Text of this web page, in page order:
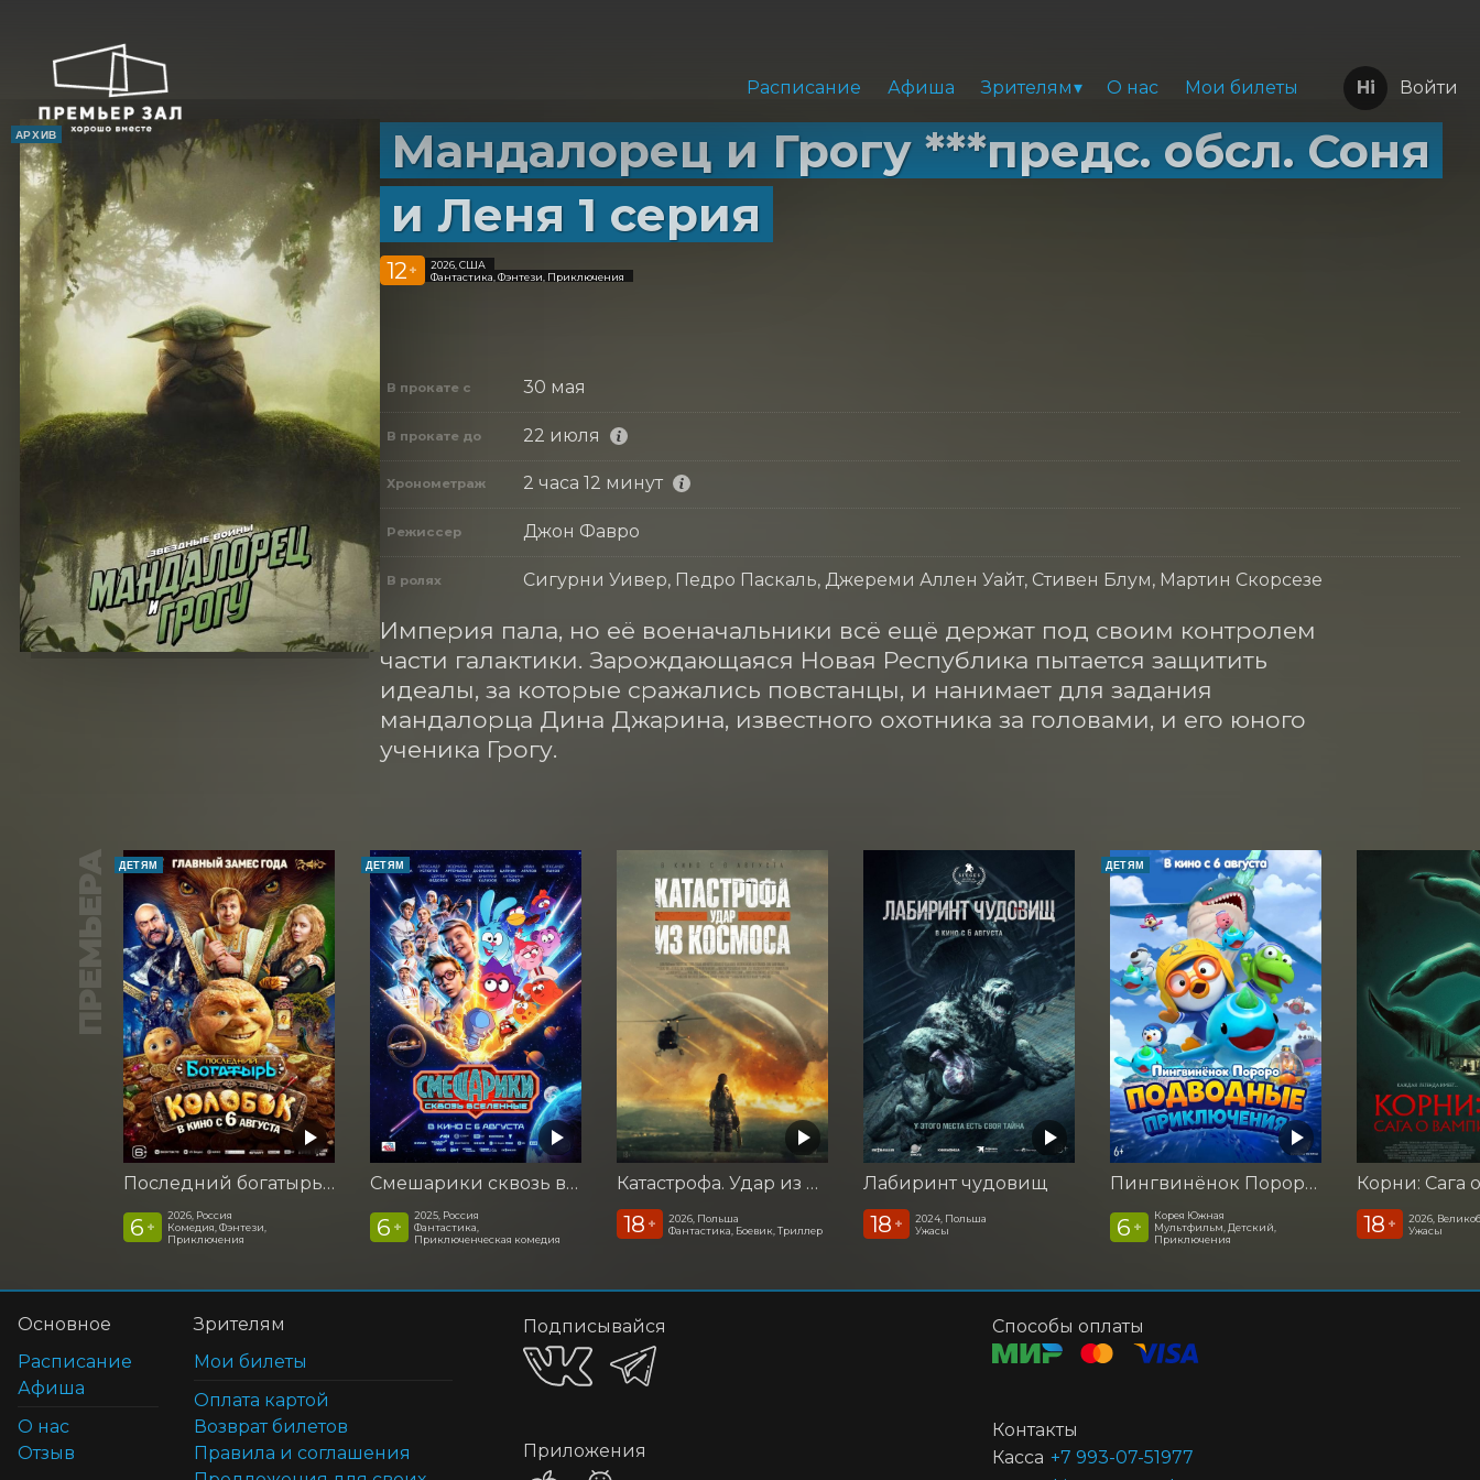
Расписание Афиша Зрителям О нас Мои билеты Войти
АРХИВ
Мандалорец и Грогу ***предс. обсл. Соня
и Леня 1 серия
12 +
2026, США
Фантастика, Фэнтези, Приключения
В прокате с 30 мая
В прокате до 22 июля
Хронометраж 2 часа 12 минут
Режиссер Джон Фавро
В ролях Сигурни Уивер, Педро Паскаль, Джереми Аллен Уайт, Стивен Блум, Мартин Скорсезе
Империя пала, но её военачальники всё ещё держат под своим контролем
части галактики. Зарождающаяся Новая Республика пытается защитить
идеалы, за которые сражались повстанцы, и нанимает для задания
мандалорца Дина Джарина, известного охотника за головами, и его юного
ученика Грогу.
ПРЕМЬЕРА ДЕТЯМ
Последний богатырь. Колобок
6 +
2026, Россия
Комедия, Фэнтези,
Приключения
ДЕТЯМ
Смешарики сквозь вселенные
6 +
2025, Россия
Фантастика,
Приключенческая комедия
Катастрофа. Удар из космоса
18 +
2026, Польша
Фантастика, Боевик, Триллер
Лабиринт чудовищ
18 +
2024, Польша
Ужасы
ДЕТЯМ
Пингвинёнок Пороро. Подводные приключения
6 +
Корея Южная
Мультфильм, Детский,
Приключения
18 +
2026,
Ужасы
Основное
Расписание
Афиша
О нас
Отзыв
Зрителям
Мои билеты
Оплата картой
Возврат билетов
Правила и соглашения
Подписывайся
Приложения
Способы оплаты
Контакты
Касса +7 993-07-51977